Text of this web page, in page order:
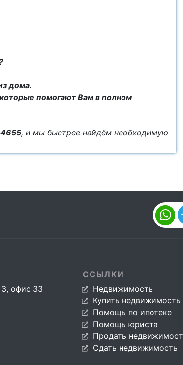
дома.
помогают Вам в полном
, и мы быстрее найдём необходимую
3, офис 33
ССЫЛКИ
Недвижимость
Купить недвижимость
Помощь по ипотеке
Помощь юриста
Продать
Сдать недвижимость